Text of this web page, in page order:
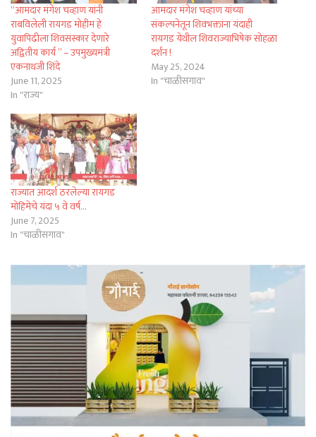
“आमदार मंगेश चव्हाण यांनी
राबविलेली रायगड मोहीम हे
युवापिढीला शिवसंस्कार देणारे
अद्वितीय कार्य ” – उपमुख्यमंत्री
एकनाथजी शिंदे
June 11, 2025
In "राज्य"
आमदार मंगेश चव्हाण यांच्या
संकल्पनेतून शिवभक्तांना यंदाही
रायगड येथील शिवराज्याभिषेक सोहळा
दर्शन !
May 25, 2024
In "चाळीसगाव"
राज्यात आदर्श ठरलेल्या रायगड
मोहिमेचे यंदा ५ वे वर्ष…
June 7, 2025
In "चाळीसगाव"